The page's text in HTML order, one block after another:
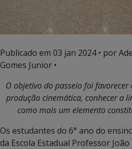
Publicado em 03 jan 2024• por
Gomes Junior •
O objetivo do passeio foi favorecer
produção cinemática, conhecer a
como mais um elemento
Os estudantes do 6° ano do
da Escola Estadual Professor